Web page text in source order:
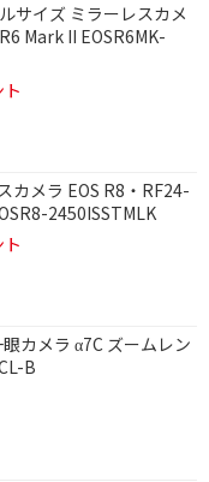
サイズ ミラーレスカメ
Mark II EOSR6MK-
カメラ EOS R8・RF24-
2450ISSTMLK
カメラ α7C ズームレン
B
ームレンズ